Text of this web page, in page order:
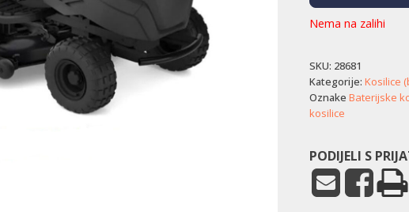
Nema na zalihi
SKU: 28681
Kategorije: Kosilice
Oznake Baterijske
kosilice
PODIJELI S